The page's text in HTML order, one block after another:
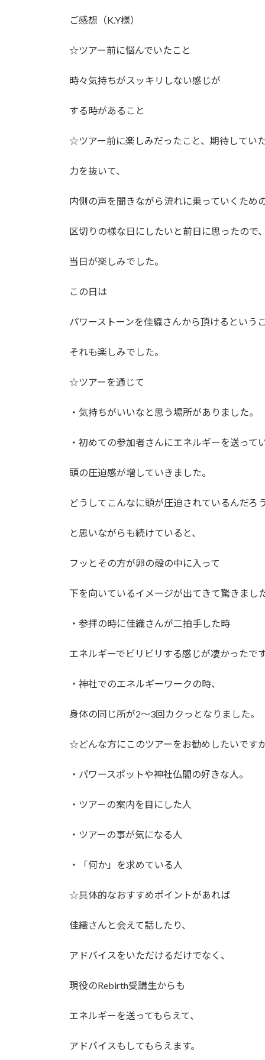
ご感想（K.Y様）
☆ツアー前に悩んでいたこと
時々気持ちがスッキリしない感じが
する時があること
☆ツアー前に楽しみだったこと、期待してい
力を抜いて、
内側の声を聞きながら流れに乗っていくための
区切りの様な日にしたいと前日に思ったので、
当日が楽しみでした。
この日は
パワーストーンを佳織さんから頂けるという
それも楽しみでした。
☆ツアーを通じて
・気持ちがいいなと思う場所がありました。
・初めての参加者さんにエネルギーを送って
頭の圧迫感が増していきました。
どうしてこんなに頭が圧迫されているんだろう
と思いながらも続けていると、
フッとその方が卵の殻の中に入って
下を向いているイメージが出てきて驚きました
・参拝の時に佳織さんが二拍手した時
エネルギーでビリビリする感じが凄かったです
・神社でのエネルギーワークの時、
身体の同じ所が2～3回カクっとなりました。
☆どんな方にこのツアーをお勧めしたいです
・パワースポットや神社仏閣の好きな人。
・ツアーの案内を目にした人
・ツアーの事が気になる人
・「何か」を求めている人
☆具体的なおすすめポイントがあれば
佳織さんと会えて話したり、
アドバイスをいただけるだけでなく、
現役のRebirth受講生からも
エネルギーを送ってもらえて、
アドバイスもしてもらえます。